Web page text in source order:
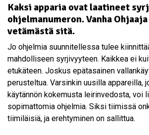
Kaksi apparia ovat laatineet
ohjelmanumeron. Vanha
vetämästä sitä.
Jo ohjelmia suunnitellessa tulee
mahdolliseen syrjivyyteen. Kaikkea ei
etukäteen. Joskus epätasainen
perusteltua. Varsinkin uusilla appareilla,
käytännön kokemusta leirinvedosta, voi
sopimattomia ohjelmia. Siksi tiimissä
tiimiläisiä, ja erehtyminen on sallittua.